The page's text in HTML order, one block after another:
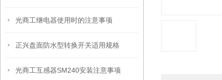
光商工继电器使用时的注意事项
正兴盘面防水型转换开关适用规格
光商工互感器SM240安装注意事项